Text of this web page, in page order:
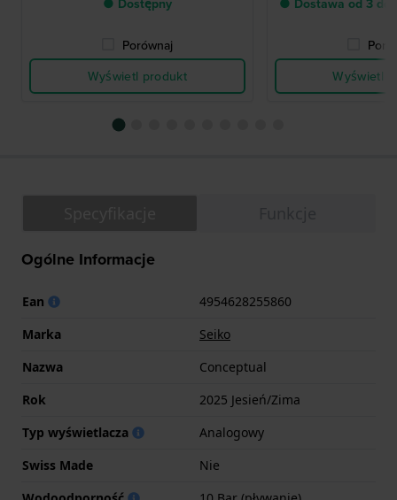
● Dostępny
Porównaj
Wyświetl produkt
● Dostawa od 3 do
Wyświetl
Ogólne Informacje
Ean
4954628255860
Marka
Seiko
Nazwa
Conceptual
Rok
2025 Jesień/Zima
Typ wyświetlacza
Analogowy
Swiss Made
Nie